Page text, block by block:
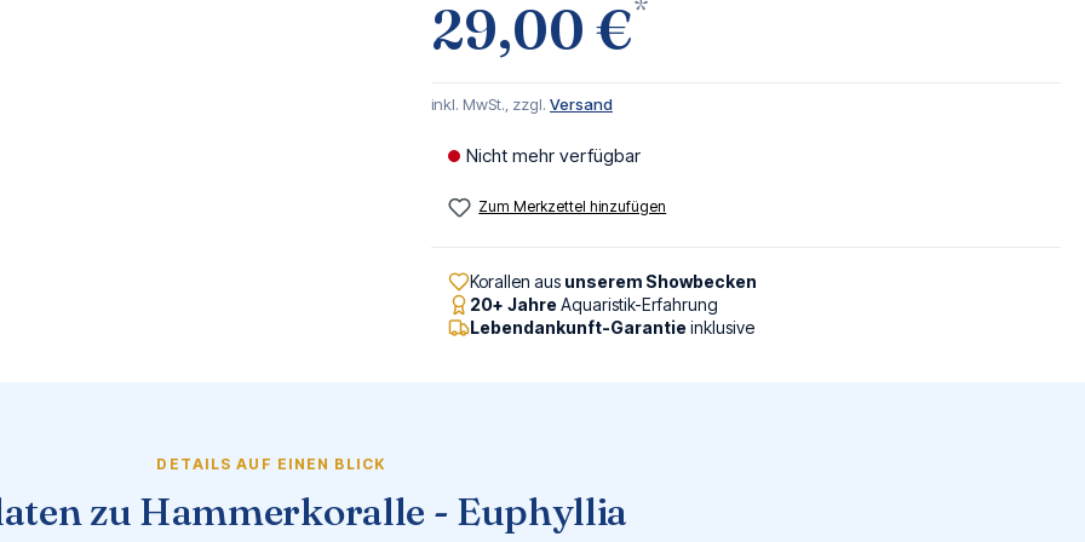
29,00 €*
inkl. MwSt., zzgl. Versand
Nicht mehr verfügbar
Zum Merkzettel hinzufügen
Korallen aus unserem Showbecken
20+ JahreAquaristik-Erfahrung
Lebendankunft-Garantieinklusive
DETAILS AUF EINEN BLICK
zu Hammerkoralle - Euphyllia